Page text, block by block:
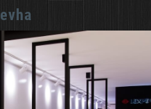
levha